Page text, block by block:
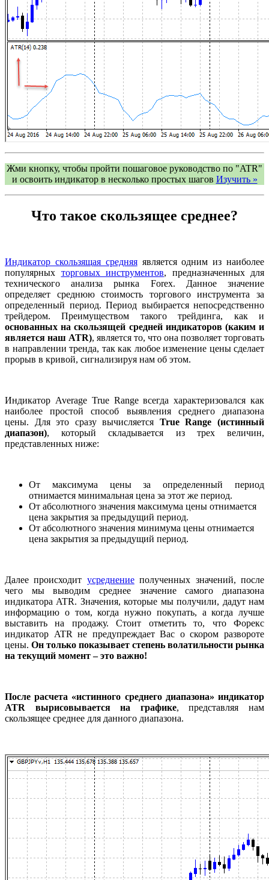
Жми кнопку, чтобы пройти пошаговое руководство по "ATR"
и освоить индикатор в несколько простых шагов Изучить »
Что такое скользящее среднее?
Индикатор скользящая средняяявляется одним из наиболее
популярных торговых инструментов, предназначенных для
технического анализа рынка Forex. Данное значение
определяет среднюю стоимость торгового инструмента за
определенный период. Период выбирается непосредственно
трейдером. Преимуществом такого трейдинга, как и
основанных на скользящей средней индикаторов (каким и
является наш ATR), является то, что она позволяет торговать
в направлении тренда, так как любое изменение цены сделает
прорыв в кривой, сигнализируя нам об этом.
Индикатор Average True Range всегда характеризовался как
наиболее простой способ выявления среднего диапазона
цены. Для это сразу вычисляется True Range (истинный
диапазон), который складывается из трех величин,
представленных ниже:
От максимума цены за определенный период
отнимается минимальная цена за этот же период.
От абсолютного значения максимума цены отнимается
цена закрытия за предыдущий период.
От абсолютного значения минимума цены отнимается
цена закрытия за предыдущий период.
Далее происходит усреднениеполученных значений, после
чего мы выводим среднее значение самого диапазона
индикатора ATR. Значения, которые мы получили, дадут нам
информацию о том, когда нужно покупать, а когда лучше
выставить на продажу. Стоит отметить то, что Форекс
индикатор ATR не предупреждает Вас о скором развороте
цены. Он только показывает степень волатильности рынка
на текущий момент – это важно!
После расчета «истинного среднего диапазона» индикатор
ATR вырисовывается на графике, представляя нам
скользящее среднее для данного диапазона.